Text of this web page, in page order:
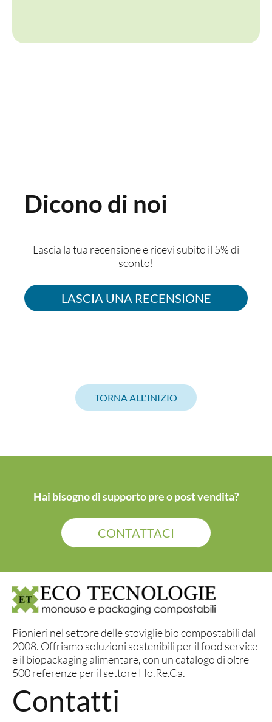
Dicono di noi
Lascia la tua recensione e ricevi subito il 5% di
sconto!
LASCIA UNA RECENSIONE
TORNA ALL'INIZIO
Hai bisogno di supporto pre o post vendita?
CONTATTACI
Pionieri nel settore delle stoviglie bio compostabili dal
2008. Offriamo soluzioni sostenibili per il food service
e il biopackaging alimentare, con un catalogo di oltre
500 referenze per il settore Ho.Re.Ca.
Contatti